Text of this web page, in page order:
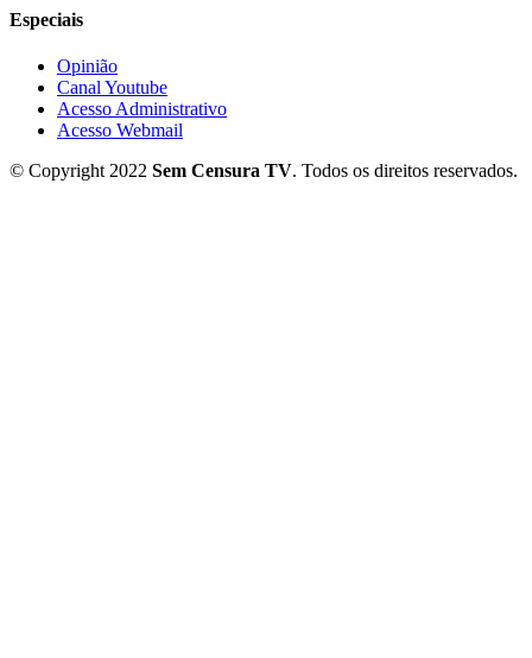
Especiais
Opinião
Canal Youtube
Acesso Administrativo
Acesso Webmail
© Copyright 2022 Sem Censura TV. Todos os direitos reservados.